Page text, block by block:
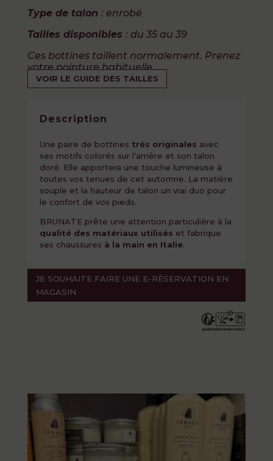
Type de talon : enrobé
Tailles disponibles : du 35 au 39
Ces bottines taillent normalement. Prenez
votre pointure habituelle.
VOIR LE GUIDE DES TAILLES
Description
Une paire de bottines très originales avec
ses motifs colorés sur l’arrière et son talon
doré. Elle apportera une touche lumineuse à
toutes vos tenues de cet automne. La matière
souple et la hauteur de talon un vrai duo pour
le confort de vos pieds.
BRUNATE prête une attention particulière à la
qualité des matériaux utilisés et fabrique
ses chaussures à la main en Italie.
JE SOUHAITE FAIRE UNE E-RÉSERVATION EN
MAGASIN